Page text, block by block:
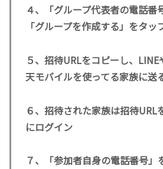
４、「グループ代表者の電話番
「グループを作成する」をタッ
５、招待URLをコピーし、
天モバイルを使ってる家族に送
６、招待された家族は招待URL
にログイン
７、「参加者自身の電話番号」